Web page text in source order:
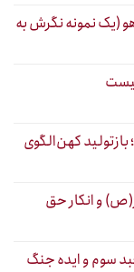
(یک نمونه نگرش به
بازتولید کهن‌الگوی
و انکار حق
سوم و ایده جنگ